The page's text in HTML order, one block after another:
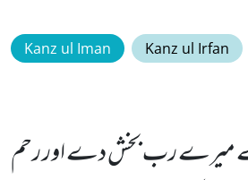
Kanz ul Iman Kanz ul Irfan
میرے رب بخش دے اور رحم